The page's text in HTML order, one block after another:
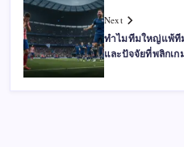
Next
ทำไมทีมใหญ่แพ้ที
และปัจจัยที่พลิกเก